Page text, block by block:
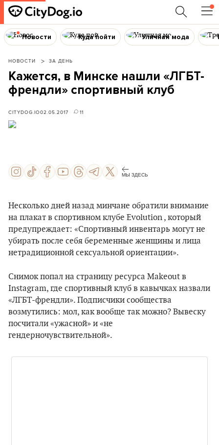
Новости Куда пойти Уличная мода
НОВОСТИ ЗА ДЕНЬ
Кажется, в Минске нашли «ЛГБТ-
френдли» спортивный клуб
CITYDOG.IO02.05.2017 11
МЫ ЗДЕСЬ
Несколько дней назад минчане обратили внимание
на плакат в спортивном клубе Evolution , который
предупреждает: «Спортивный инвентарь могут не
убирать после себя беременные женщины и лица
нетрадиционной сексуальной ориентации».
Снимок попал на страницу ресурса Makeout в
Instagram, где спортивный клуб в кавычках назвали
«ЛГБТ-френдли». Подписчики сообщества
возмутились: мол, как вообще так можно? Вывеску
посчитали «ужасной» и «не
гендерночувствительной».